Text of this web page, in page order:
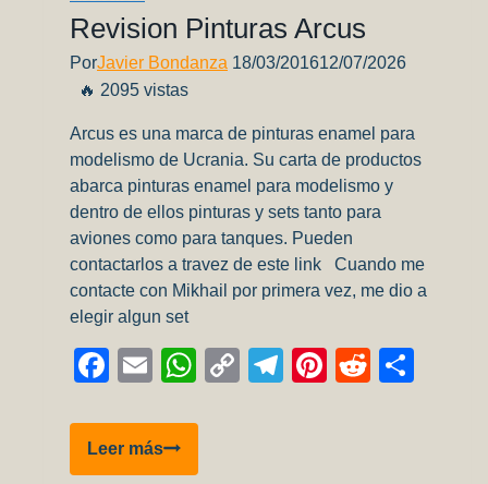
Revision Pinturas Arcus
PorJavier Bondanza 18/03/201612/07/2026
🔥 2095 vistas
Arcus es una marca de pinturas enamel para
modelismo de Ucrania. Su carta de productos
abarca pinturas enamel para modelismo y
dentro de ellos pinturas y sets tanto para
aviones como para tanques. Pueden
contactarlos a travez de este link Cuando me
contacte con Mikhail por primera vez, me dio a
elegir algun set
Facebook
EmailWhatsApp
CopyTelegram
Pinterest
Reddit
Leer másRevision
pinturas